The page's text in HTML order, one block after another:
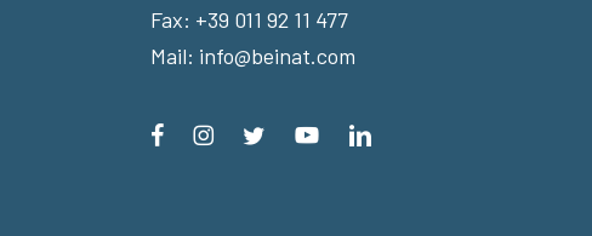
Fax: +39 011 92 11 477
Mail: info@beinat.com